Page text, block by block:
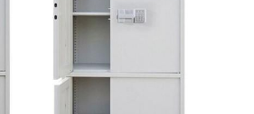
能进行使用的保密性文件柜，与普通款文件柜相
柜体更加承重，而且在底部设有静音轮，用户可
体表面同样使用环保塑粉进行喷涂处理，所有细
保密柜品质的保证。 其实作为保密柜，它的核
符合保密要求的保密锁，随着科技的发展，保密
电子保密柜都是采用的一般都是国保级电子密码